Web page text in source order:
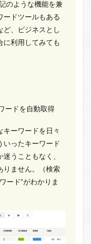
のような機能を兼
ードツールもある
ど、ビジネスとし
に利用してみても
ードを自動取得
キーワードを日々
いったキーワード
うこともなく、
りません。（検索
ード”がわかりま